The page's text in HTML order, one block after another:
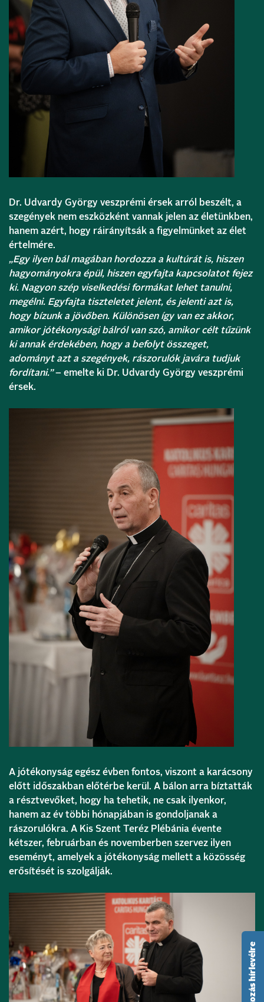
Dr. Udvardy György veszprémi érsek arról beszélt, a
szegények nem eszközként vannak jelen az életünkben,
hanem azért, hogy ráirányítsák a figyelmünket az élet
értelmére.
„Egy ilyen bál magában hordozza a kultúrát is, hiszen
hagyományokra épül, hiszen egyfajta kapcsolatot fejez
ki. Nagyon szép viselkedési formákat lehet tanulni,
megélni. Egyfajta tiszteletet jelent, és jelenti azt is,
hogy bízunk a jövőben. Különösen így van ez akkor,
amikor jótékonysági bálról van szó, amikor célt tűzünk
ki annak érdekében, hogy a befolyt összeget,
adományt azt a szegények, rászorulók javára tudjuk
fordítani.”– emelte ki Dr. Udvardy György veszprémi
érsek.
A jótékonyság egész évben fontos, viszont a karácsony
előtt időszakban előtérbe kerül. A bálon arra bíztatták
a résztvevőket, hogy ha tehetik, ne csak ilyenkor,
hanem az év többi hónapjában is gondoljanak a
rászorulókra. A Kis Szent Teréz Plébánia évente
kétszer, februárban és novemberben szervez ilyen
eseményt, amelyek a jótékonyság mellett a közösség
erősítését is szolgálják.